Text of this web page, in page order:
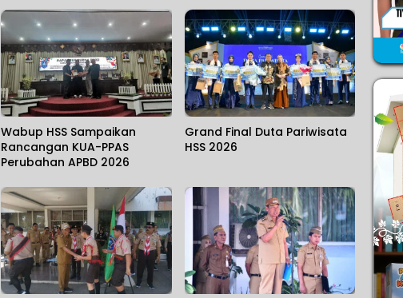
Wabup HSS Sampaikan
Rancangan KUA-PPAS
Perubahan APBD 2026
Grand Final Duta Pariwisata
HSS 2026